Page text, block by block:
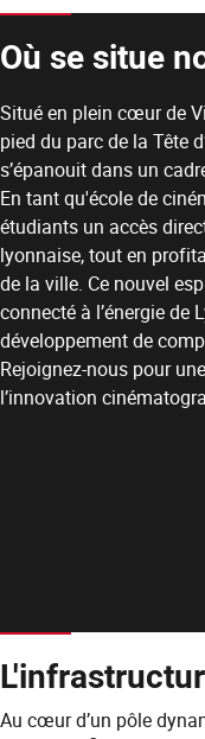
Où se situe
Situé en plein cœur de
pied du parc de la Tête
s’épanouit dans un
En tant qu'école de
étudiants un accès
lyonnaise, tout en
de la ville. Ce nouvel
connecté à l’énergie de
développement de
Rejoignez-nous pour
l’innovation
Au cœur d’un pôle